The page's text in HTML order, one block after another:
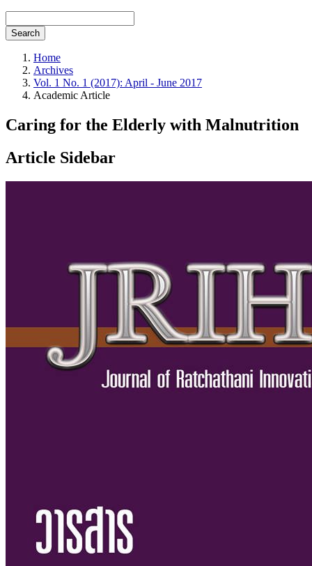
Search
Home
Archives
Vol. 1 No. 1 (2017): April - June 2017
Academic Article
Caring for the Elderly with Malnutrition
Article Sidebar